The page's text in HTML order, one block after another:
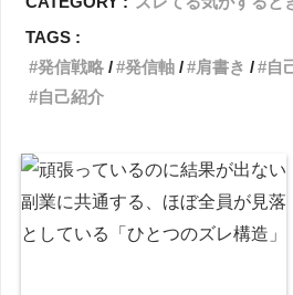
TAGS :
発信戦略
発信軸 肩書き
自
自己紹介